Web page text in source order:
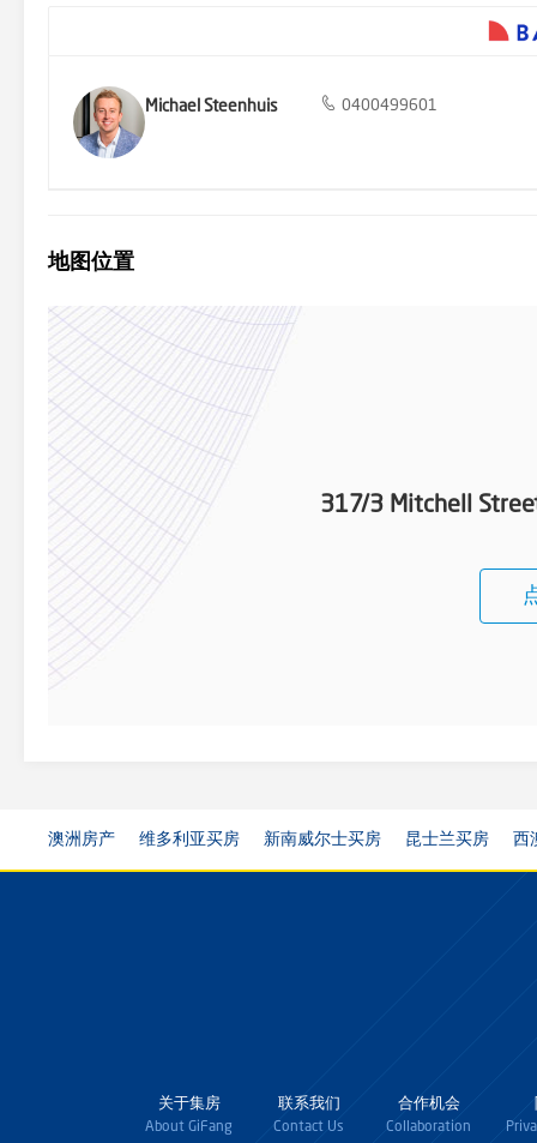
Michael Steenhuis 0400499601
地图位置
317/3 Mitchell
澳洲房产 维多利亚买房 新南威尔士买房 昆士兰买房 西
关于集房
About GiFang
联系我们
Contact Us
合作机会
Collaboration